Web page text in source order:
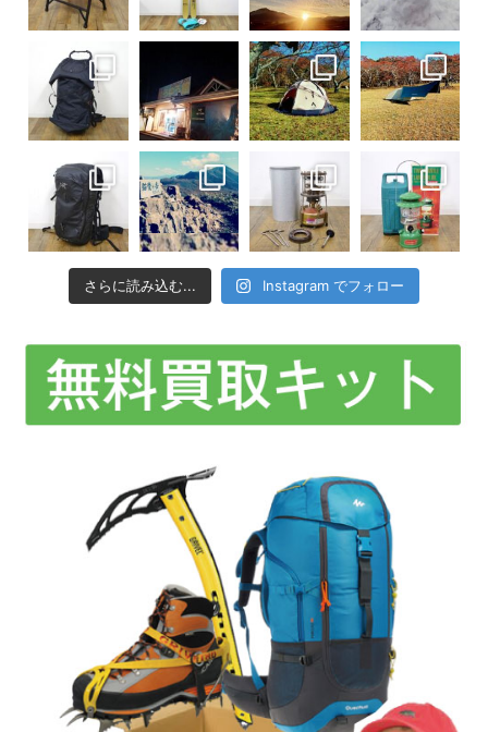
さらに読み込む... Instagram でフォロー